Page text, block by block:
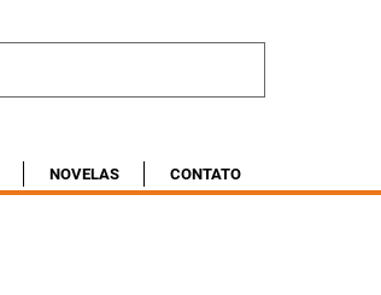
NOVELAS CONTATO